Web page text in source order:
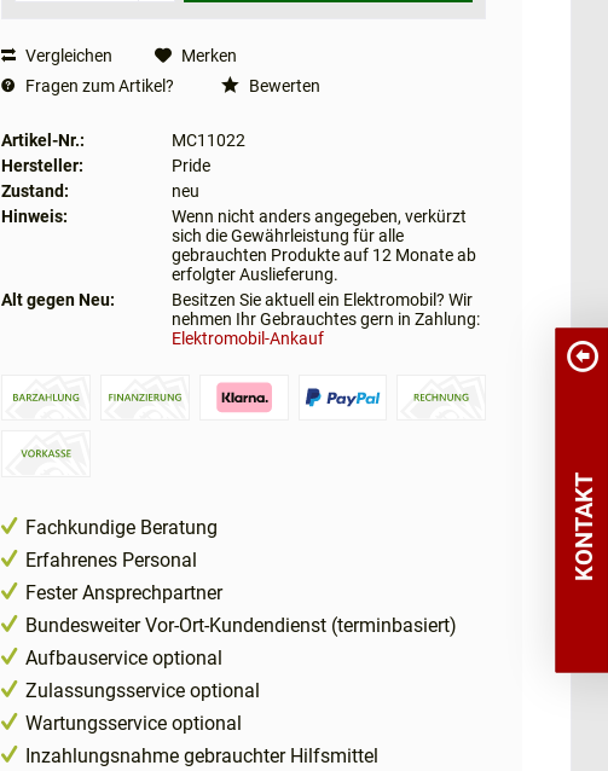
Vergleichen
Merken
Fragen zum Artikel?
Bewerten
Artikel-Nr.:
MC11022
Hersteller:
Pride
Zustand:
neu
Hinweis:
Wenn nicht anders angegeben, verkürzt
sich die Gewährleistung für alle
gebrauchten Produkte auf 12 Monate ab
erfolgter Auslieferung.
Alt gegen Neu:
Besitzen Sie aktuell ein Elektromobil? Wir
nehmen Ihr Gebrauchtes gern in Zahlung:
Elektromobil-Ankauf
Fachkundige Beratung
Erfahrenes Personal
Fester Ansprechpartner
Bundesweiter Vor-Ort-Kundendienst (terminbasiert)
Aufbauservice optional
Zulassungsservice optional
Wartungsservice optional
Inzahlungsnahme gebrauchter Hilfsmittel
KONTAKT